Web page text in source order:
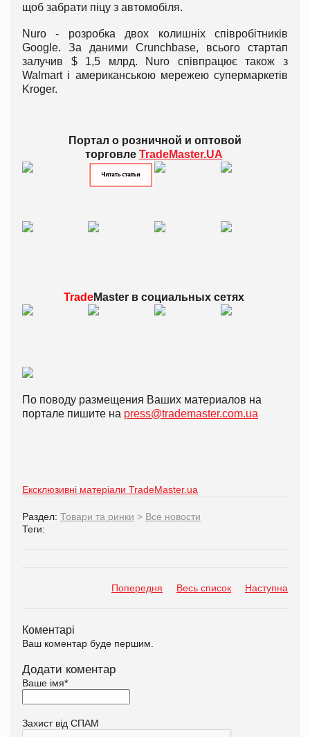
щоб забрати піцу з автомобіля.
Nuro - розробка двох колишніх співробітників
Google. За даними Crunchbase, всього стартап
залучив $ 1,5 млрд. Nuro співпрацює також з
Walmart і американською мережею супермаркетів
Kroger.
Портал о розничной и оптовой
торговле TradeMaster.UA
TradeMaster всоциальных сетях
По поводу размещения Ваших материалов на
портале пишите на press@trademaster.com.ua
Ексклюзивні матеріали TradeMaster.ua
Раздел: Товари та ринки > Все новости
Теги:
Попередня Весь список Наступна
Коментарі
Ваш коментар буде першим.
Додати коментар
Ваше імя*
Захист від СПАМ